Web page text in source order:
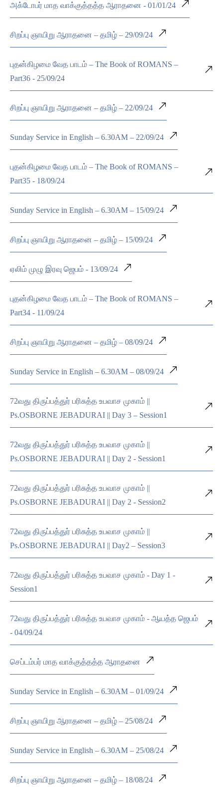
அக்டோபர் மாத வாக்குத்தத்த ஆராதனை - 01/01/24
சிறப்பு ஞாயிறு ஆராதனை – தமிழ் – 29/09/24
புதன்கிழமை வேத பாடம் – The Book of ROMANS –
Part36 - 25/09/24
சிறப்பு ஞாயிறு ஆராதனை – தமிழ் – 22/09/24
Sunday Service in English – 6.30AM – 22/09/24
புதன்கிழமை வேத பாடம் – The Book of ROMANS –
Part35 - 18/09/24
Sunday Service in English – 6.30AM – 15/09/24
சிறப்பு ஞாயிறு ஆராதனை – தமிழ் – 15/09/24
ஏலிம் முழு இரவு ஜெபம் - 13/09/24
புதன்கிழமை வேத பாடம் – The Book of ROMANS –
Part34 - 11/09/24
சிறப்பு ஞாயிறு ஆராதனை – தமிழ் – 08/09/24
Sunday Service in English – 6.30AM – 08/09/24
72வது திருப்பத்துர் பரிசுத்த உபவாச முகாம் ||
Ps.OSBORNE JEBADURAI || Day 3 – Session1
72வது திருப்பத்துர் பரிசுத்த உபவாச முகாம் ||
Ps.OSBORNE JEBADURAI || Day 2 - Session1
72வது திருப்பத்துர் பரிசுத்த உபவாச முகாம் ||
Ps.OSBORNE JEBADURAI || Day 2 - Session2
72வது திருப்பத்துர் பரிசுத்த உபவாச முகாம் ||
Ps.OSBORNE JEBADURAI || Day2 – Session3
72வது திருப்பத்துர் பரிசுத்த உபவாச முகாம் - Day 1 -
Session1
72வது திருப்பத்துர் பரிசுத்த உபவாச முகாம் - ஆயத்த ஜெபம்
- 04/09/24
செப்டம்பர் மாத வாக்குத்தத்த ஆராதனை
Sunday Service in English – 6.30AM – 01/09/24
சிறப்பு ஞாயிறு ஆராதனை – தமிழ் – 25/08/24
Sunday Service in English – 6.30AM – 25/08/24
சிறப்பு ஞாயிறு ஆராதனை – தமிழ் – 18/08/24